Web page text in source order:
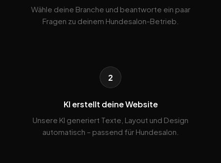
Wähle deine Branche und beantworte ein paar
Fragen zu deinem Hundesalon-Betrieb.
2
KI erstellt deine Website
Unsere KI generiert Texte, Layout und Design
automatisch – passend für Hundesalon.